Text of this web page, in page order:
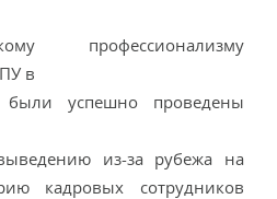
профессионализму
в
успешно проведены
из-за рубежа на
кадровых сотрудников